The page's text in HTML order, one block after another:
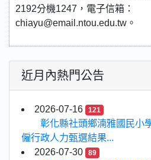
2192分機1247，電子信箱：
chiayu@email.ntou.edu.tw。
近月內熱門公告
2026-07-16 121
彰化縣社頭鄉湳雅國民小
僱行政人力甄選結果...
2026-07-30
89